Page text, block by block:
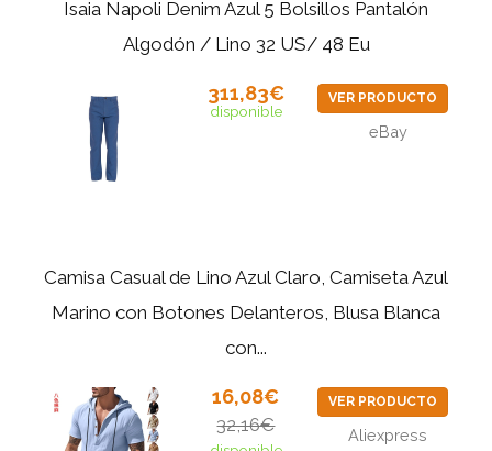
Isaia Napoli Denim Azul 5 Bolsillos Pantalón
Algodón / Lino 32 US/ 48 Eu
311,83€
disponible
VER PRODUCTO
eBay
Camisa Casual de Lino Azul Claro, Camiseta Azul
Marino con Botones Delanteros, Blusa Blanca
con...
16,08€
32,16€
VER PRODUCTO
Aliexpress